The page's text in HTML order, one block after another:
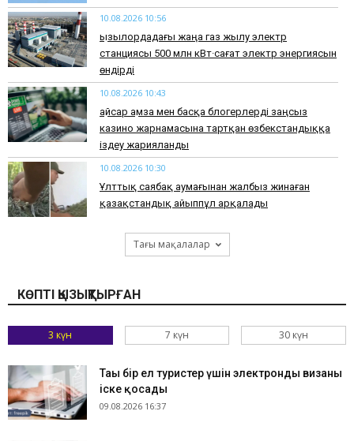
10.08.2026 10:56
Қызылордадағы жаңа газ жылу электр
станциясы 500 млн кВт·сағат электр энергиясын
өндірді
10.08.2026 10:43
Қайсар Қамза мен басқа блогерлерді заңсыз
казино жарнамасына тартқан өзбекстандыққа
іздеу жарияланды
10.08.2026 10:30
Ұлттық саябақ аумағынан жалбыз жинаған
қазақстандық айыппұл арқалады
Тағы мақалалар
КӨПТІ ҚЫЗЫҚТЫРҒАН
3 күн 7 күн 30 күн
Тағы бір ел туристер үшін электронды визаны
іске қосады
09.08.2026 16:37